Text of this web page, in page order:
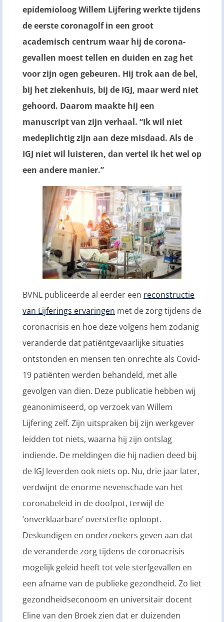
epidemioloog Willem Lijfering werkte tijdens
de eerste coronagolf in een groot
academisch centrum waar hij de corona-
gevallen moest tellen en duiden en zag het
voor zijn ogen gebeuren. Hij trok aan de bel,
bij het ziekenhuis, bij de IGJ, maar werd niet
gehoord. Daarom maakte hij een
manuscript van zijn verhaal. “Ik wil niet
medeplichtig zijn aan deze misdaad. Als de
IGJ niet wil luisteren, dan vertel ik het wel op
een andere manier.”
BVNL publiceerde al eerder een reconstructie
van Lijferings ervaringen met de zorg tijdens de
coronacrisis en hoe deze volgens hem zodanig
veranderde dat patiëntgevaarlijke situaties
ontstonden en mensen ten onrechte als Covid-
19 patiënten werden behandeld, met alle
gevolgen van dien. Deze publicatie hebben wij
geanonimiseerd, op verzoek van Willem
Lijfering zelf. Zijn uitspraken bij zijn werkgever
leidden tot niets, waarna hij zijn ontslag
indiende. De meldingen die hij nadien deed bij
de IGJ leverden ook niets op. Nu, drie jaar later,
verdwijnt de enorme nevenschade van het
coronabeleid in de doofpot, terwijl de
‘onverklaarbare’ oversterfte oploopt.
Deskundigen en onderzoekers geven aan dat
de veranderde zorg tijdens de coronacrisis
mogelijk geleid heeft tot vele sterfgevallen en
een afname van de publieke gezondheid. Zo liet
gezondheidseconoom en universitair docent
Eline van den Broek zien dat er duizenden